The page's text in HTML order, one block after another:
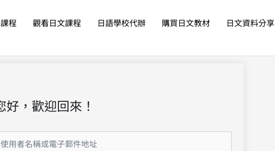
程 觀看日文課程 日語學校代辦 購買日文教材
日文資料分享
好，歡迎回來！